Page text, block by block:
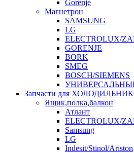
Gorenje
Магнетрон
SAMSUNG
LG
ELECTROLUX/
GORENJE
BORK
SMEG
BOSCH/SIEMENS
Запчасти для
Ящик,полка,балкон
Атлант
ELECTROLUX/
Samsung
LG
Indesit/Stinol/Ariston